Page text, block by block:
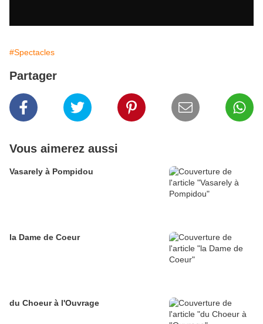
#Spectacles
Partager
Vous aimerez aussi
Vasarely à Pompidou
la Dame de Coeur
du Choeur à l'Ouvrage